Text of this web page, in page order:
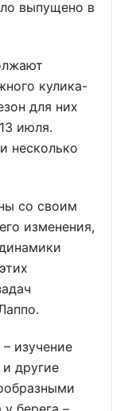
выпущено в
кулика-
для них
июля.
несколько
со своим
изменения,
изучение
другие